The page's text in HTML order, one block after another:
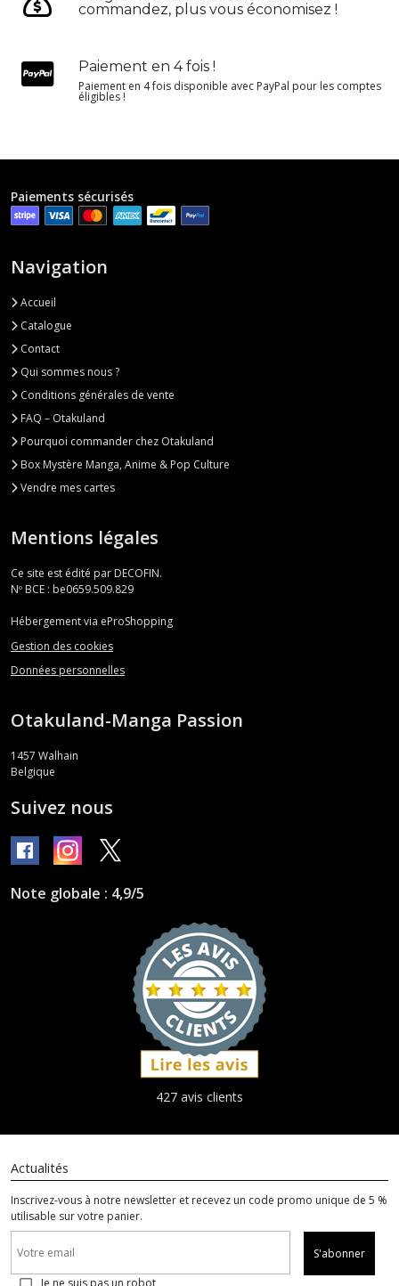
commandez, plus vous économisez !
Paiement en 4 fois !
Paiement en 4 fois disponible avec PayPal pour les comptes
éligibles !
Paiements sécurisés
Navigation
Accueil
Catalogue
Contact
Qui sommes nous ?
Conditions générales de vente
FAQ – Otakuland
Pourquoi commander chez Otakuland
Box Mystère Manga, Anime & Pop Culture
Vendre mes cartes
Mentions légales
Ce site est édité par DECOFIN.
Nº BCE : be0659.509.829
Hébergement via eProShopping
Gestion des cookies
Données personnelles
Otakuland-Manga Passion
1457 Walhain
Belgique
Suivez nous
Note globale : 4,9/5
427 avis clients
Actualités
Inscrivez-vous à notre newsletter et recevez un code promo unique de 5 %
utilisable sur votre panier.
S'abonner